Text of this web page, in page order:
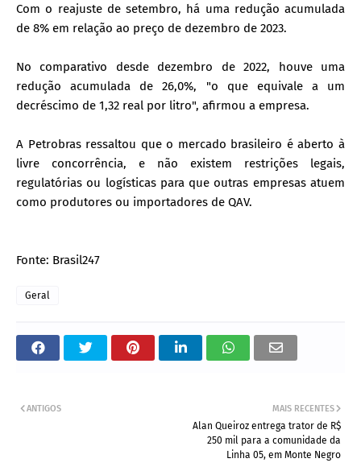
Com o reajuste de setembro, há uma redução acumulada
de 8% em relação ao preço de dezembro de 2023.
No comparativo desde dezembro de 2022, houve uma
redução acumulada de 26,0%, "o que equivale a um
decréscimo de 1,32 real por litro", afirmou a empresa.
A Petrobras ressaltou que o mercado brasileiro é aberto à
livre concorrência, e não existem restrições legais,
regulatórias ou logísticas para que outras empresas atuem
como produtores ou importadores de QAV.
Fonte: Brasil247
Geral
MAIS RECENTES
Alan Queiroz entrega trator de R$
250 mil para a comunidade da
Linha 05, em Monte Negro
ANTIGOS